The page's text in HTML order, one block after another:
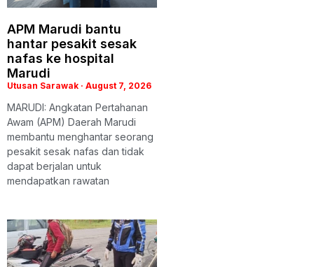
APM Marudi bantu
hantar pesakit sesak
nafas ke hospital
Marudi
Utusan Sarawak August 7, 2026
MARUDI: Angkatan Pertahanan
Awam (APM) Daerah Marudi
membantu menghantar seorang
pesakit sesak nafas dan tidak
dapat berjalan untuk
mendapatkan rawatan